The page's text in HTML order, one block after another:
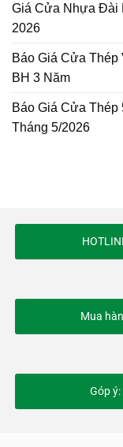
Giá Cửa Nhựa Đài
2026
Báo Giá Cửa Thép
BH 3 Năm
Báo Giá Cửa Thép
Tháng 5/2026
Mua
Góp